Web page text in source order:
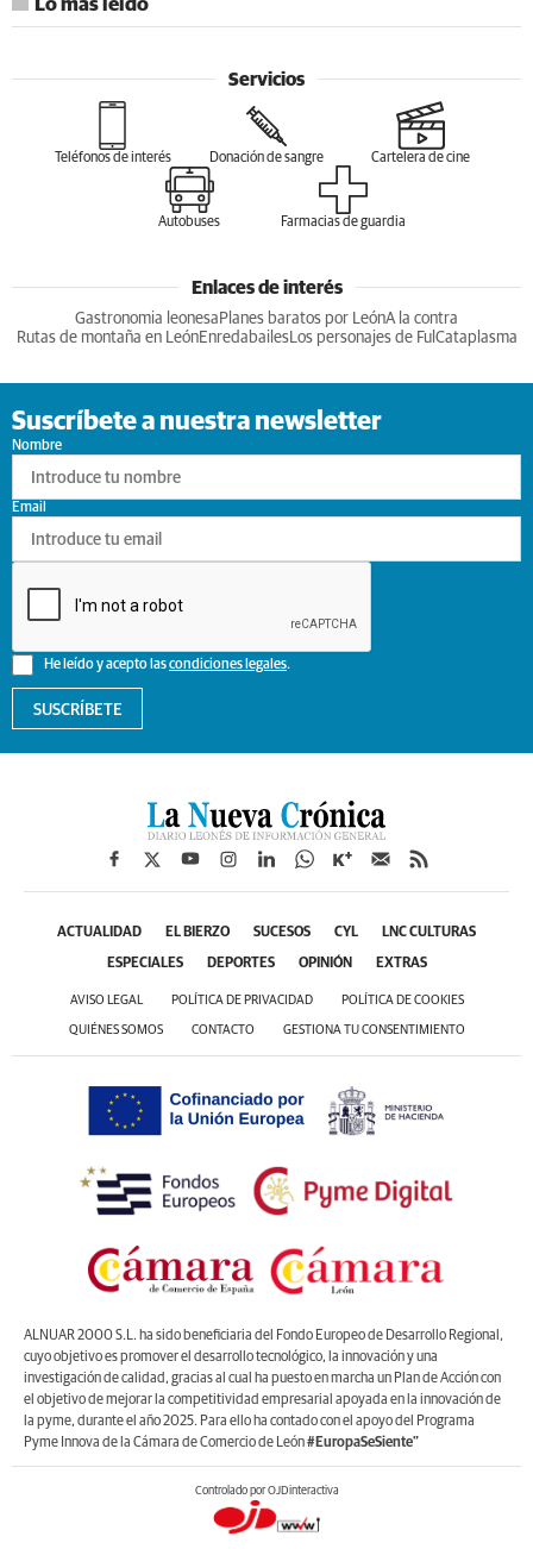
Lo más leído
Servicios
Teléfonos de interés Donación de sangre Cartelera de cine
Autobuses Farmacias de guardia
Enlaces de interés
Gastronomia leonesa Planes baratos por LeónA la contra
Rutas de montaña en LeónEnredabailesLos personajes de Ful Cataplasma
Suscríbete a nuestra newsletter
Nombre
He leído y acepto lascondiciones legales.
Email
SUSCRÍBETE
ACTUALIDAD EL BIERZO SUCESOS CYL LNC CULTURAS
ESPECIALES DEPORTES OPINIÓN EXTRAS
AVISO LEGAL POLÍTICA DE PRIVACIDAD POLÍTICA DE COOKIES
QUIÉNES SOMOS CONTACTO GESTIONA TU CONSENTIMIENTO
ALNUAR 2000 S.L. ha sido beneficiaria del Fondo Europeo de Desarrollo Regional,
cuyo objetivo es promover el desarrollo tecnológico, la innovación y una
investigación de calidad, gracias al cual ha puesto en marcha un Plan de Acción con
el objetivo de mejorar la competitividad empresarial apoyada en la innovación de
la pyme, durante el año 2025. Para ello ha contado con el apoyo del Programa
Pyme Innova de la Cámara de Comercio de León#EuropaSeSiente”
Controlado por OJDinteractiva